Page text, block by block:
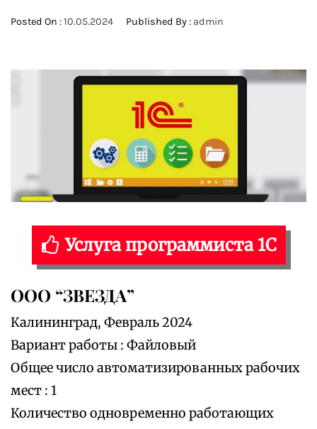
Posted On :10.05.2024 Published By : admin
Услуга программиста 1С
ООО “ЗВЕЗДА”
Калининград, Февраль 2024
Вариант работы : Файловый
Общее число автоматизированных рабочих
мест : 1
Количество одновременно работающих